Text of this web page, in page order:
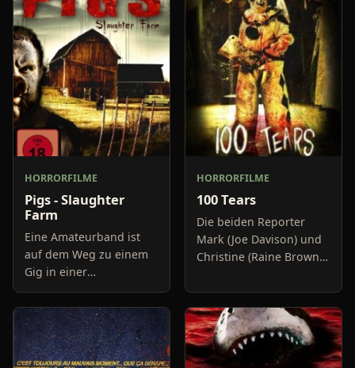
HORRORFILME
Pigs - Slaughter
Farm
Eine Amateurband ist
auf dem Weg zu einem
Gig in einer
nahegelegenen Stadt.
Aber ganz plötzlich
bleibt ihr Van stehen,
nur weil niemand daran
gedacht hat zu t
HORRORFILME
100 Tears
Die beiden Reporter
Mark (Joe Davison) und
Christine (Raine Brown)
auf belanglose
Boulevard-Meldungen
und befassen sich
neuerdings mit Se